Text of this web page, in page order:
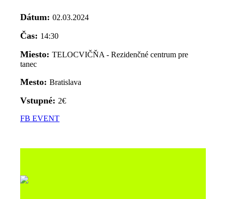
Dátum: 02.03.2024
Čas: 14:30
Miesto: TELOCVIČŇA - Rezidenčné centrum pre
tanec
Mesto: Bratislava
Vstupné: 2€
FB EVENT